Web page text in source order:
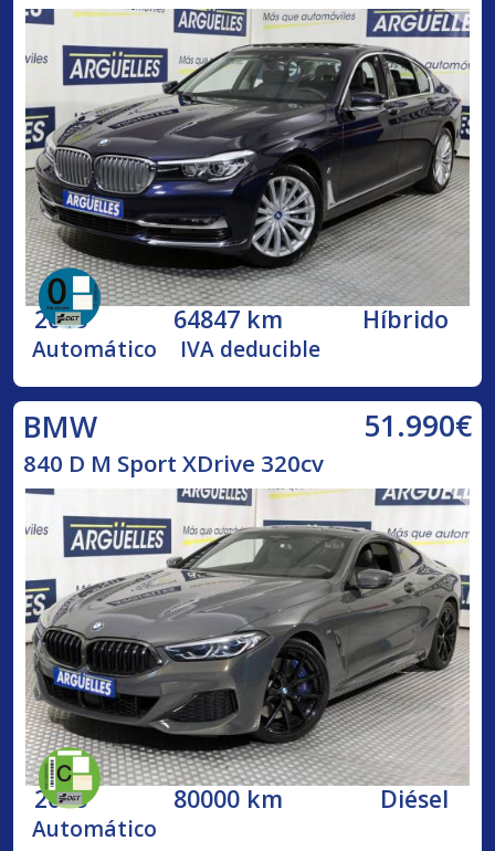
2018 64847 km Híbrido
Automático IVA deducible
BMW 51.990€
840 D M Sport XDrive 320cv
2018 80000 km Diésel
Automático